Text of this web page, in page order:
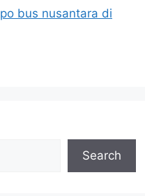
po bus nusantara di
Search